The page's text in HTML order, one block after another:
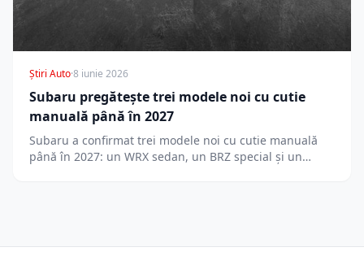
Știri Auto·8 iunie 2026
Subaru pregătește trei modele noi cu cutie
manuală până în 2027
Subaru a confirmat trei modele noi cu cutie manuală
până în 2027: un WRX sedan, un BRZ special și un…